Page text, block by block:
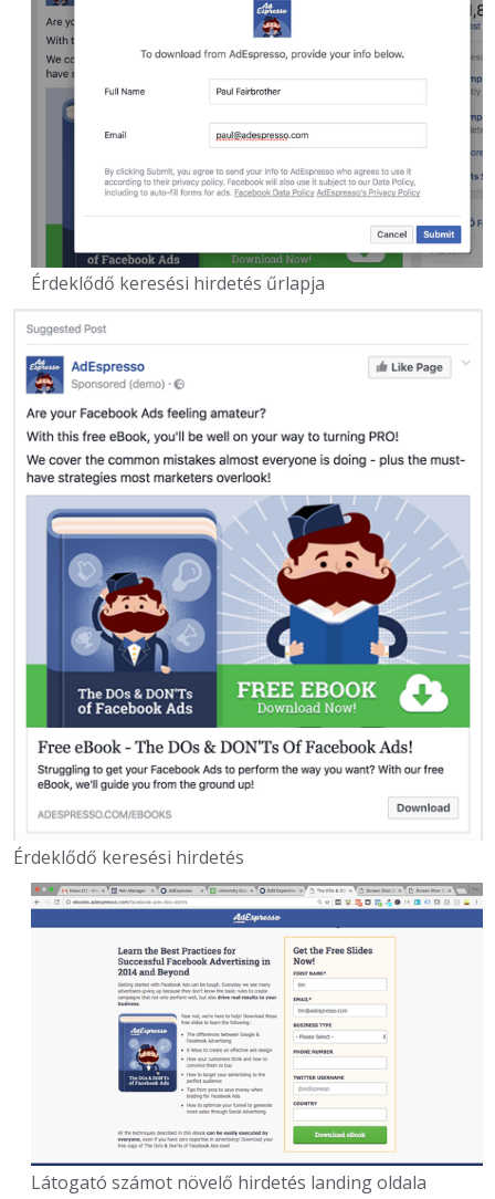
Érdeklődő keresési hirdetés űrlapja
Érdeklődő keresési hirdetés
Látogató számot növelő hirdetés landing oldala